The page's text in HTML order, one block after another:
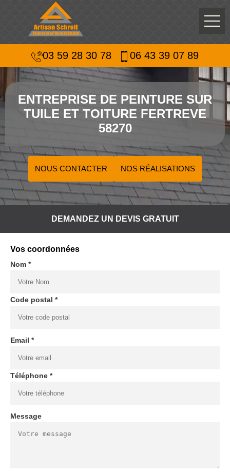
03 59 28 30 78 06 43 39 07 89
ENTREPRISE DE PEINTURE SUR
TUILE ET TOITURE FERTREVE
58270
NOUS CONTACTER NOS RÉALISATIONS
DEMANDEZ UN DEVIS GRATUIT
Vos coordonnées
Nom *
Code postal *
Email *
Téléphone *
Message